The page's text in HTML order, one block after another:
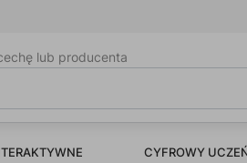
lub producenta
CYFROWY